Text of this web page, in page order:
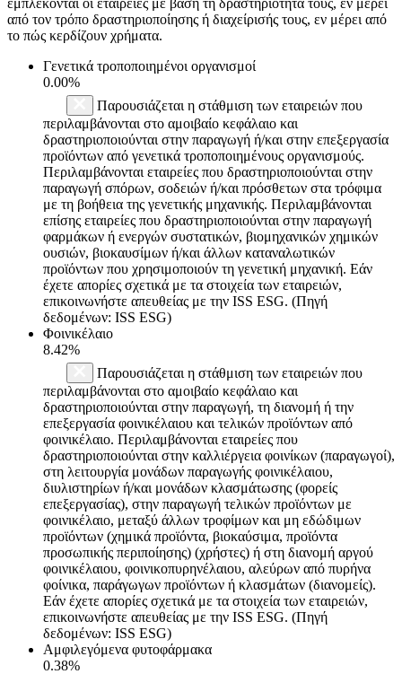
από τον τρόπο δραστηριοποίησης ή διαχείρισής τους, εν μέρει από
το πώς κερδίζουν χρήματα.
Γενετικά τροποποιημένοι οργανισμοί
0.00%
Παρουσιάζεται η στάθμιση των εταιρειών που
περιλαμβάνονται στο αμοιβαίο κεφάλαιο και
δραστηριοποιούνται στην παραγωγή ή/και στην επεξεργασία
προϊόντων από γενετικά τροποποιημένους οργανισμούς.
Περιλαμβάνονται εταιρείες που δραστηριοποιούνται στην
παραγωγή σπόρων, σοδειών ή/και πρόσθετων στα τρόφιμα
με τη βοήθεια της γενετικής μηχανικής. Περιλαμβάνονται
επίσης εταιρείες που δραστηριοποιούνται στην παραγωγή
φαρμάκων ή ενεργών συστατικών, βιομηχανικών χημικών
ουσιών, βιοκαυσίμων ή/και άλλων καταναλωτικών
προϊόντων που χρησιμοποιούν τη γενετική μηχανική. Εάν
έχετε απορίες σχετικά με τα στοιχεία των εταιρειών,
επικοινωνήστε απευθείας με την ISS ESG. (Πηγή
δεδομένων: ISS ESG)
Φοινικέλαιο
8.42%
Παρουσιάζεται η στάθμιση των εταιρειών που
περιλαμβάνονται στο αμοιβαίο κεφάλαιο και
δραστηριοποιούνται στην παραγωγή, τη διανομή ή την
επεξεργασία φοινικέλαιου και τελικών προϊόντων από
φοινικέλαιο. Περιλαμβάνονται εταιρείες που
δραστηριοποιούνται στην καλλιέργεια φοινίκων (παραγωγοί),
στη λειτουργία μονάδων παραγωγής φοινικέλαιου,
διυλιστηρίων ή/και μονάδων κλασμάτωσης (φορείς
επεξεργασίας), στην παραγωγή τελικών προϊόντων με
φοινικέλαιο, μεταξύ άλλων τροφίμων και μη εδώδιμων
προϊόντων (χημικά προϊόντα, βιοκαύσιμα, προϊόντα
προσωπικής περιποίησης) (χρήστες) ή στη διανομή αργού
φοινικέλαιου, φοινικοπυρηνέλαιου, αλεύρων από πυρήνα
φοίνικα, παράγωγων προϊόντων ή κλασμάτων (διανομείς).
Εάν έχετε απορίες σχετικά με τα στοιχεία των εταιρειών,
επικοινωνήστε απευθείας με την ISS ESG. (Πηγή
δεδομένων: ISS ESG)
Αμφιλεγόμενα φυτοφάρμακα
0.38%